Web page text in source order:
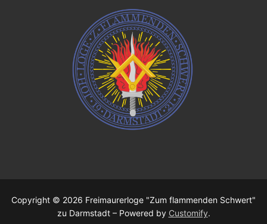
Copyright © 2026 Freimaurerloge "Zum flammenden Schwert"
zu Darmstadt – Powered by Customify.